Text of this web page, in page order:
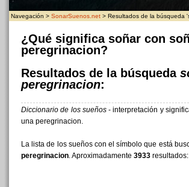
Navegación > SonarSuenos.net > Resultados de la búsqueda
¿Qué significa soñar con
peregrinacion?
Resultados de la búsqueda
peregrinacion:
Diccionario de los sueños- interpretación y
una peregrinacion.
La lista de los sueños con el símbolo que está
peregrinacion. Aproximadamente 3933 resultados: